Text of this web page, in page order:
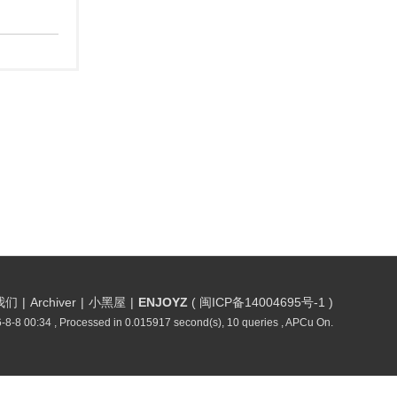
们 | Archiver | 小黑屋 | ENJOYZ ( 闽ICP备14004695号-1 )
8-8 00:34 , Processed in 0.015917 second(s), 10 queries , APCu On.